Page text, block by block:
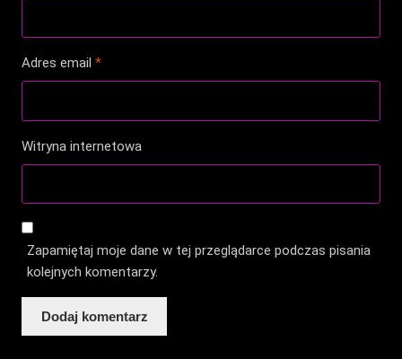
Adres email*
Witryna internetowa
Zapamiętaj moje dane w tej przeglądarce podczas pisania
kolejnych komentarzy.